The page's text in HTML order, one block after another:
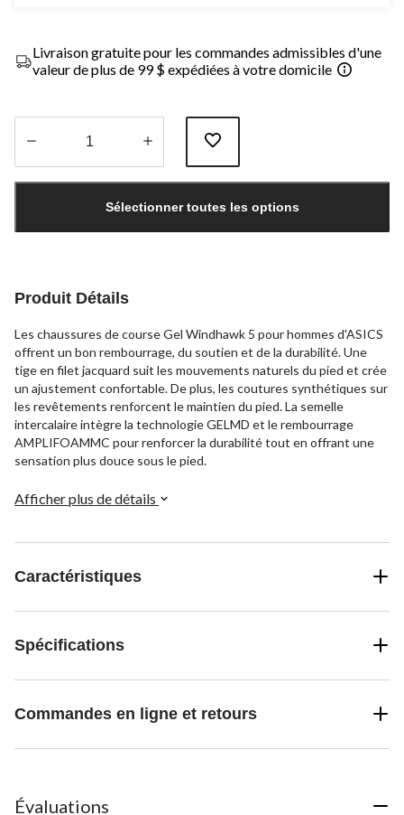
Livraison gratuite pour les commandes admissibles d'une
valeur de plus de 99 $ expédiées à votre domicile
jour
Sélectionner toutes les options
Produit Détails
Les chaussures de course Gel Windhawk 5 pour hommes d'ASICS
offrent un bon rembourrage, du soutien et de la durabilité. Une
tige en filet jacquard suit les mouvements naturels du pied et crée
un ajustement confortable. De plus, les coutures synthétiques sur
les revêtements renforcent le maintien du pied. La semelle
intercalaire intègre la technologie GELMD et le rembourrage
AMPLIFOAMMC pour renforcer la durabilité tout en offrant une
sensation plus douce sous le pied.
Afficher plus de détails
Caractéristiques
Spécifications
Commandes en ligne et retours
Évaluations